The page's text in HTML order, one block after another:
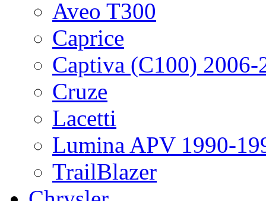
Aveo T300
Caprice
Captiva (C100) 2006-
Cruze
Lacetti
Lumina APV 1990-
TrailBlazer